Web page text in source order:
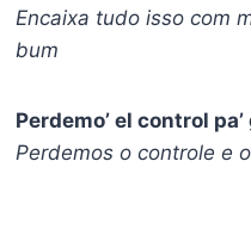
Encaixa tudo isso com
bum
Perdemo’ el control pa’
Perdemos o controle e